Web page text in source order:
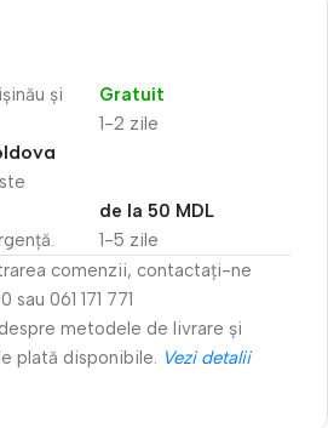
și
1-2 zile
Gratuit
1-5 zile
de la 50 MDL
comenzii, contactați-ne
061 171 771
metodele de livrare și
plată disponibile. Vezi detalii